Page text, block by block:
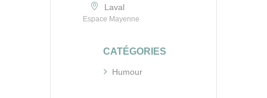
Laval
Espace Mayenne
CATÉGORIES
Humour